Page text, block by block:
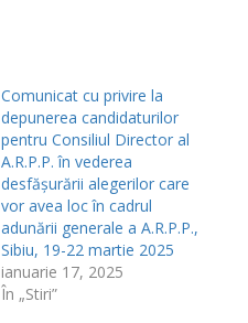
Comunicat cu privire la
depunerea candidaturilor
pentru Consiliul Director al
A.R.P.P. în vederea
desfășurării alegerilor care
vor avea loc în cadrul
adunării generale a A.R.P.P.,
Sibiu, 19-22 martie 2025
ianuarie 17, 2025
În „Stiri”